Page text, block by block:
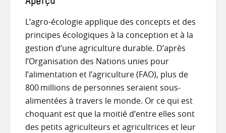
Aperçu
L’agro-écologie applique des concepts et des
principes écologiques à la conception et à la
gestion d’une agriculture durable. D’après
l’Organisation des Nations unies pour
l’alimentation et l’agriculture (FAO), plus de
800 millions de personnes seraient sous-
alimentées à travers le monde. Or ce qui est
choquant est que la moitié d’entre elles sont
des petits agriculteurs et agricultrices et leur